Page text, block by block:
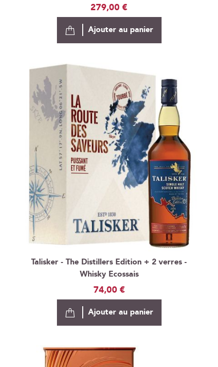
279,00 €
Ajouter au panier
Talisker - The Distillers Edition + 2 verres -
Whisky Ecossais
74,00 €
Ajouter au panier